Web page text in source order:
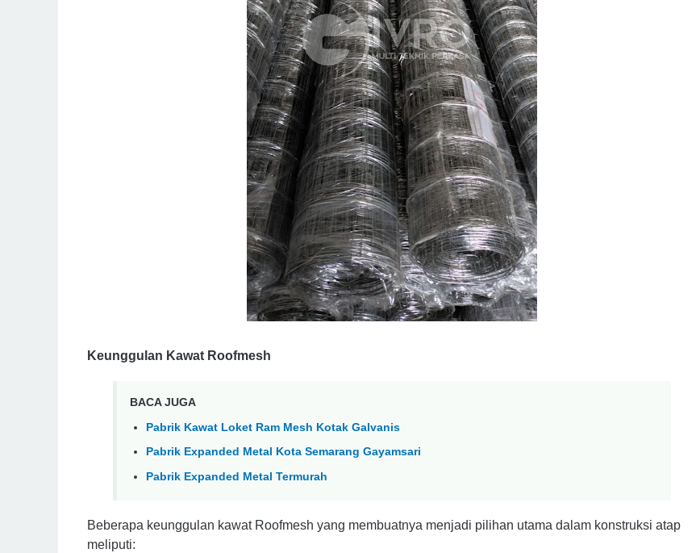
Keunggulan Kawat Roofmesh
BACA JUGA
Pabrik Kawat Loket Ram Mesh Kotak Galvanis
Pabrik Expanded Metal Kota Semarang Gayamsari
Pabrik Expanded Metal Termurah
Beberapa keunggulan kawat Roofmesh yang membuatnya menjadi pilihan utama dalam konstruksi atap
meliputi: